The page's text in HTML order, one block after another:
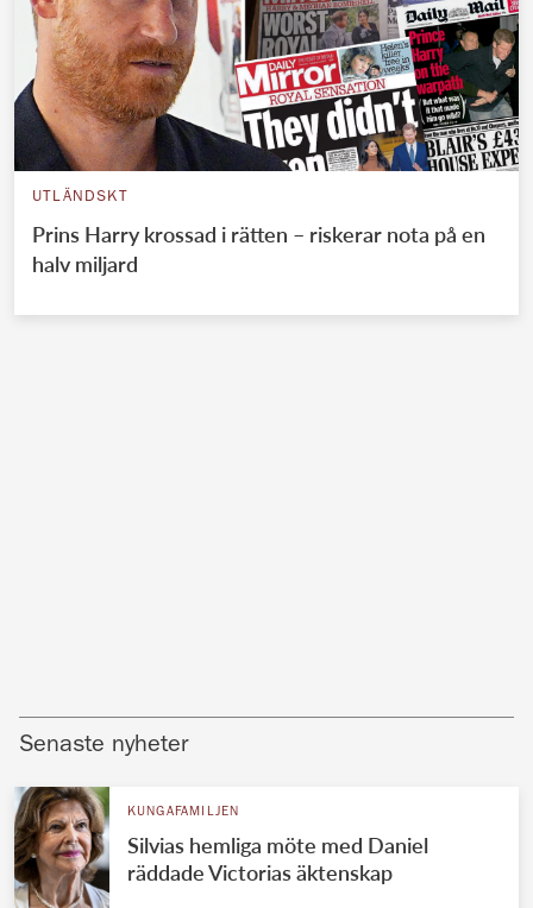
UTLÄNDSKT
Prins Harry krossad i rätten – riskerar nota på en
halv miljard
Senaste nyheter
KUNGAFAMILJEN
Silvias hemliga möte med Daniel
räddade Victorias äktenskap